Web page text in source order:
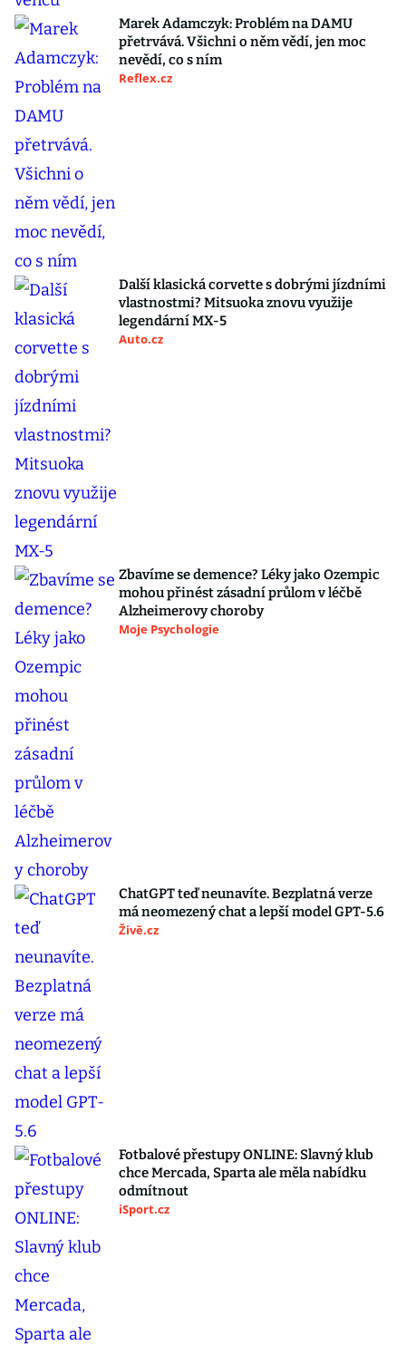
Marek Adamczyk: Problém na DAMU
přetrvává. Všichni o něm vědí, jen moc
nevědí, co s ním
Reflex.cz
Další klasická corvette s dobrými jízdními
vlastnostmi? Mitsuoka znovu využije
legendární MX-5
Auto.cz
Zbavíme se demence? Léky jako Ozempic
mohou přinést zásadní průlom v léčbě
Alzheimerovy choroby
Moje Psychologie
ChatGPT teď neunavíte. Bezplatná verze
má neomezený chat a lepší model GPT-5.6
Živě.cz
Fotbalové přestupy ONLINE: Slavný klub
chce Mercada, Sparta ale měla nabídku
odmítnout
iSport.cz